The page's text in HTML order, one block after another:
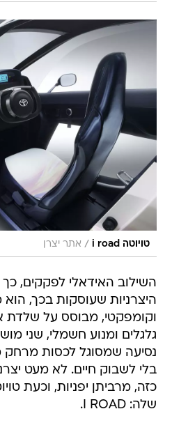
טויוטה i road / אתר יצרן
השילוב האידאלי לפקקים, כך
היצרניות שעוסקות בכך,
וקומפקטי, מבוסס על שלדת
גלגלים ומנוע חשמלי, שני
נסיעה שמסוגל לכסות מרחק
בלי לשבוק חיים. לא מעט
כזה, מרביתן יפניות, וכעת
שלה: I ROAD.